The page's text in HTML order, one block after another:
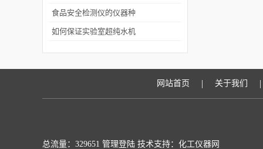
构组成
食品安全检测仪的仪器种
类
如何保证实验室超纯水机
网站首页 | 关于我们 |
总流量：329651 管理登陆 技术支持：化工仪器网